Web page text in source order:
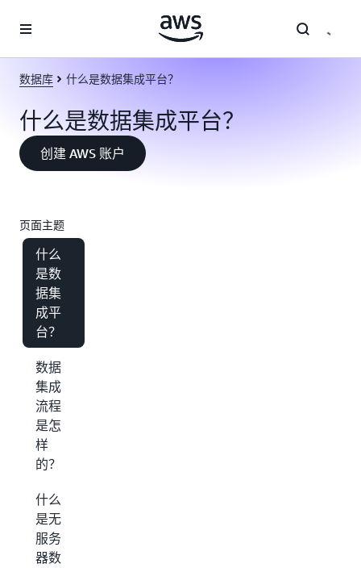
数据库 什么是数据集成平台？
什么是数据集成平台？
创建 AWS 账户
页面主题
什么
是数
据集
成平
台？
数据
集成
流程
是怎
样
的？
什么
是无
服务
器数